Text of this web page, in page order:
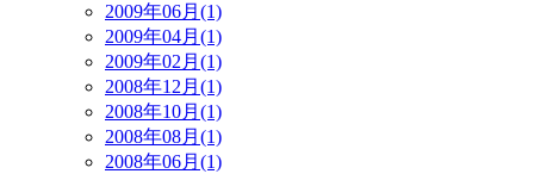
2009年06月(1)
2009年04月(1)
2009年02月(1)
2008年12月(1)
2008年10月(1)
2008年08月(1)
2008年06月(1)